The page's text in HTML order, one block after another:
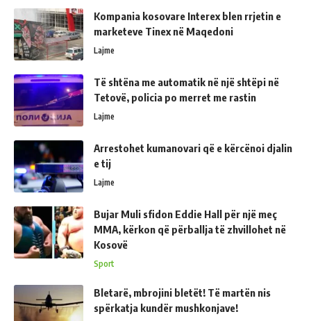
Kompania kosovare Interex blen rrjetin e
marketeve Tinex në Maqedoni
Lajme
Të shtëna me automatik në një shtëpi në
Tetovë, policia po merret me rastin
Lajme
Arrestohet kumanovari që e kërcënoi djalin
e tij
Lajme
Bujar Muli sfidon Eddie Hall për një meç
MMA, kërkon që përballja të zhvillohet në
Kosovë
Sport
Bletarë, mbrojini bletët! Të martën nis
spërkatja kundër mushkonjave!